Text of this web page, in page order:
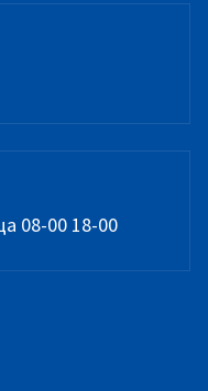
08-00 18-00